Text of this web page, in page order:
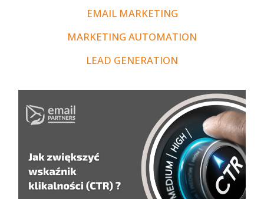
EMAIL MARKETING
MARKETING AUTOMATION
LEAD GENERATION